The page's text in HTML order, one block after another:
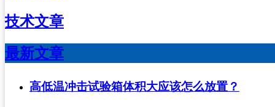
技术文章
最新文章
高低温冲击试验箱体积大应该怎么放置？